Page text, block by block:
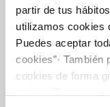
partir de tus
utilizamos cookies
Puedes aceptar
cookies”·
cookies de forma
Gestiones
FACTURAS, PAGOS Y